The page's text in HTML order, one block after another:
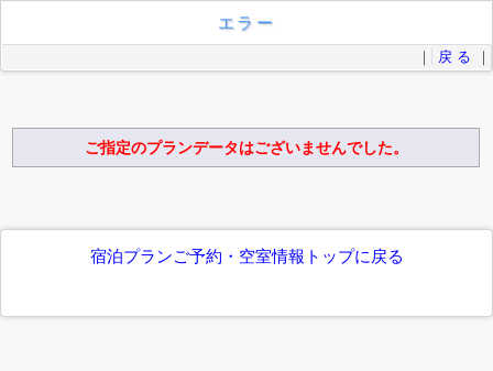
エラー
｜ 戻 る ｜
ご指定のプランデータはございませんでした。
宿泊プランご予約・空室情報トップに戻る